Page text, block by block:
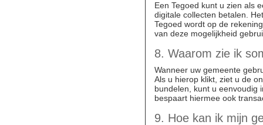
Een Tegoed kunt u zien als
digitale collecten betalen.
Tegoed wordt op de
van deze mogelijkheid
8. Waarom zie ik
Wanneer uw gemeente
Als u hierop klikt, ziet u de
bundelen, kunt u eenvoudig
bespaart hiermee ook
9. Hoe kan ik mijn